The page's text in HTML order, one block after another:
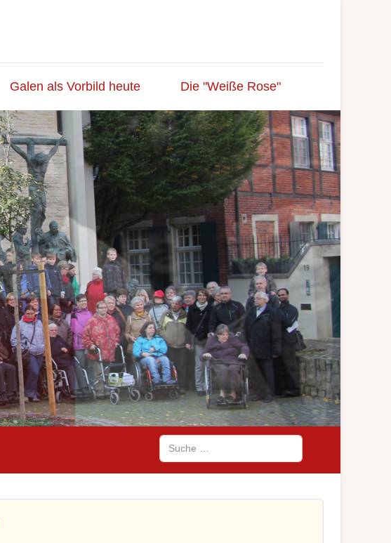
Galen als Vorbild heute Die "Weiße Rose"
Suchen